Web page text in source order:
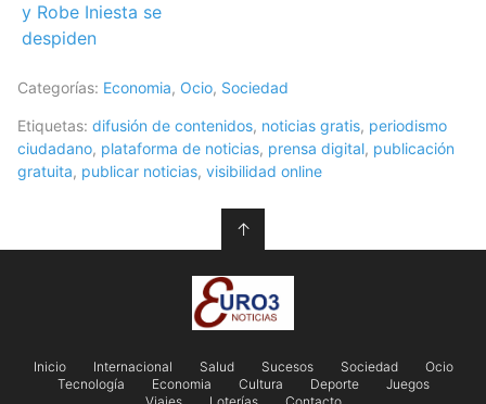
y Robe Iniesta se
despiden
Categorías: Economia, Ocio, Sociedad
Etiquetas: difusión de contenidos, noticias gratis, periodismo
ciudadano, plataforma de noticias, prensa digital, publicación
gratuita, publicar noticias, visibilidad online
↑
Inicio Internacional Salud Sucesos Sociedad
Ocio
Tecnología
Economia Cultura Deporte
Juegos